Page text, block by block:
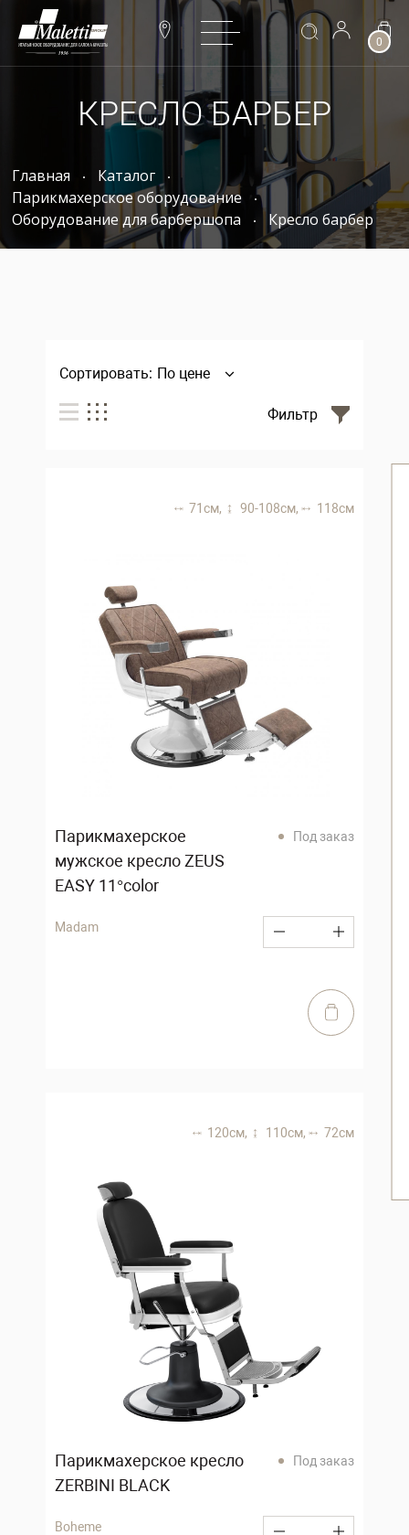
0
КРЕСЛО БАРБЕР
Главная
Каталог
Парикмахерское оборудование
Оборудование для барбершопа
Кресло барбер
Сортировать: По цене
Фильтр
71 см, 90-108 см, 118 см
Парикмахерское
мужское кресло ZEUS
EASY 11°color
Под заказ
Madam
120 см, 110 см, 72 см
Парикмахерское кресло
ZERBINI BLACK
Под заказ
Boheme